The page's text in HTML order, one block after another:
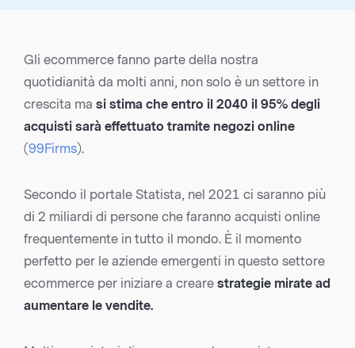
Gli ecommerce fanno parte della nostra
quotidianità da molti anni, non solo è un settore in
crescita ma si stima che entro il 2040 il 95% degli
acquisti sarà effettuato tramite negozi online
(99Firms).
Secondo il portale Statista, nel 2021 ci saranno più
di 2 miliardi di persone che faranno acquisti online
frequentemente in tutto il mondo. È il momento
perfetto per le aziende emergenti in questo settore
ecommerce per iniziare a creare strategie mirate ad
aumentare le vendite.